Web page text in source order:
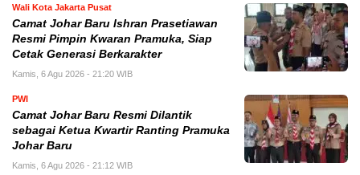
Wali Kota Jakarta Pusat
Camat Johar Baru Ishran Prasetiawan
Resmi Pimpin Kwaran Pramuka, Siap
Cetak Generasi Berkarakter
Kamis, 6 Agu 2026 - 21:20 WIB
PWI
Camat Johar Baru Resmi Dilantik
sebagai Ketua Kwartir Ranting Pramuka
Johar Baru
Kamis, 6 Agu 2026 - 21:12 WIB